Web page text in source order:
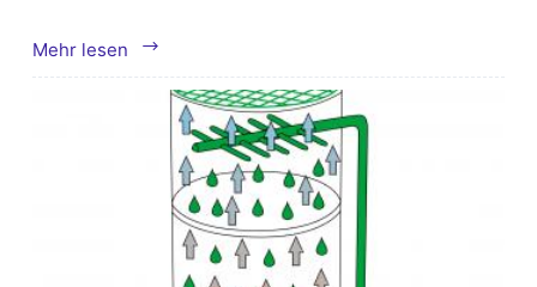
Mehr lesen
Unterschied
zwischen
PSA
und
TSA